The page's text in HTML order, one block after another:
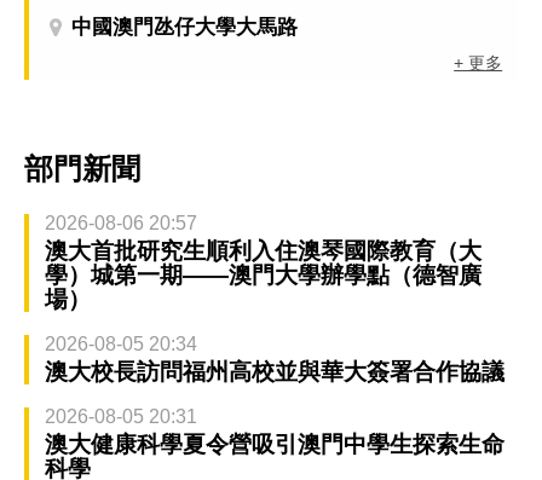
中國澳門氹仔大學大馬路
+ 更多
部門新聞
2026-08-06 20:57
澳大首批研究生順利入住澳琴國際教育（大
學）城第一期——澳門大學辦學點（德智廣
場）
2026-08-05 20:34
澳大校長訪問福州高校並與華大簽署合作協議
2026-08-05 20:31
澳大健康科學夏令營吸引澳門中學生探索生命
科學